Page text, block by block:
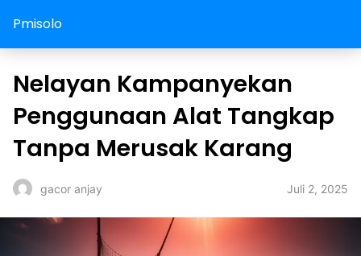
Pmisolo
Nelayan Kampanyekan
Penggunaan Alat Tangkap
Tanpa Merusak Karang
gacor anjay Juli 2, 2025